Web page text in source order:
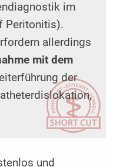
im
Peritonitis).
allerdings
mit dem
der
und